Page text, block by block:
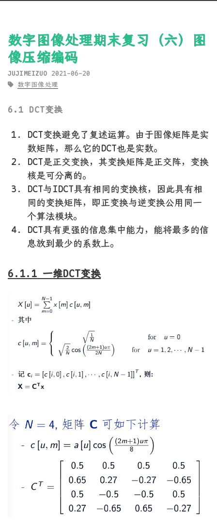
数字图像处理期末复习（六）图
像压缩编码
JUJIMEIZUO 2021-06-20
数字图像处理
6.1 DCT变换
DCT变换避免了复述运算。由于图像矩阵是实
数矩阵，那么它的DCT也是实数。
DCT是正交变换，其变换矩阵是正交阵，变换
核是可分离的。
DCT与IDCT具有相同的变换核，因此具有相
同的变换矩阵，即正变换与逆变换公用同一
个算法模块。
DCT具有更强的信息集中能力，能将最多的信
息放到最少的系数上。
6.1.1 一维DCT变换